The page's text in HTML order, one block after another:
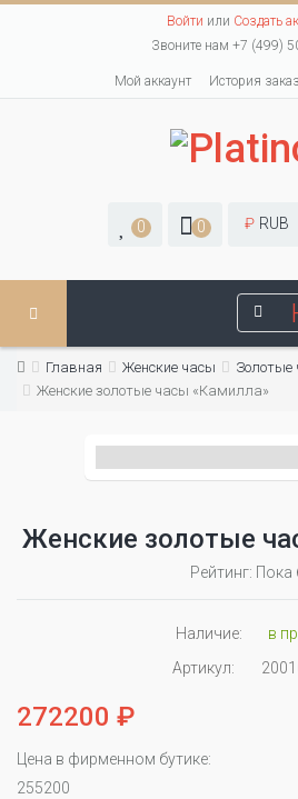
Войти или Создать
Звоните нам +7 (499)
Мой аккаунт История
0 0 ₽ RUB
Главная Женские часы
Золотые
Женские золотые часы «Камилла»
Женские золотые
Рейтинг: Пока
Наличие:
в
Артикул:
272200 ₽
Цена в фирменном бутике:
255200